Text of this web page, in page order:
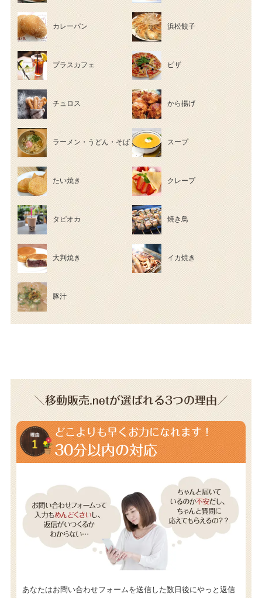
カレーパン 浜松餃子
プラスカフェ ピザ
チュロス から揚げ
ラーメン・うどん・そば スープ
たい焼き クレープ
タピオカ 焼き鳥
大判焼き イカ焼き
豚汁
＼移動販売.netが選ばれる3つの理由／
どこよりも早くお力になれます！
30分以内の対応
あなたはお問い合わせフォームを送信した数日後にやっと返信